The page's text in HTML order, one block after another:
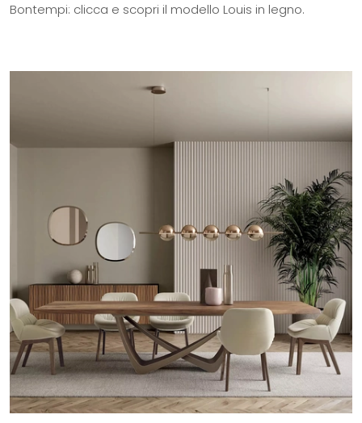
Bontempi: clicca e scopri il modello Louis in legno.